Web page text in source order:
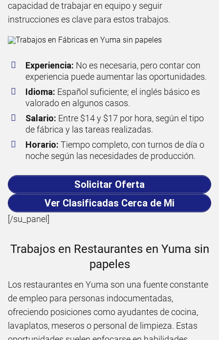
capacidad de trabajar en equipo y seguir
instrucciones es clave para estos trabajos.
Experiencia: No es necesaria, pero contar con
experiencia puede aumentar las oportunidades.
Idioma: Español suficiente; el inglés básico es
valorado en algunos casos.
Salario: Entre $14 y $17 por hora, según el tipo
de fábrica y las tareas realizadas.
Horario: Tiempo completo, con turnos de día o
noche según las necesidades de producción.
Solicitar Oferta
Ver Clasificadas Cerca de Mi
[/su_panel]
Trabajos en Restaurantes en Yuma sin
papeles
Los restaurantes en Yuma son una fuente constante
de empleo para personas indocumentadas,
ofreciendo posiciones como ayudantes de cocina,
lavaplatos, meseros o personal de limpieza. Estas